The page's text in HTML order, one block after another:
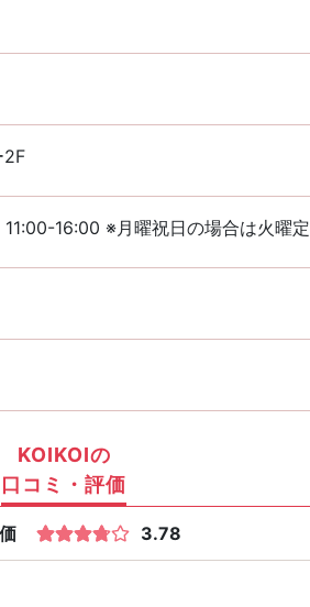
2F
16:00 ※月曜祝日の場合は火曜
KOIKOIの
口コミ・評価
3.78